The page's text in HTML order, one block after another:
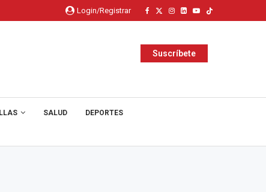
Login/Registrar
Suscríbete
SALUD DEPORTES